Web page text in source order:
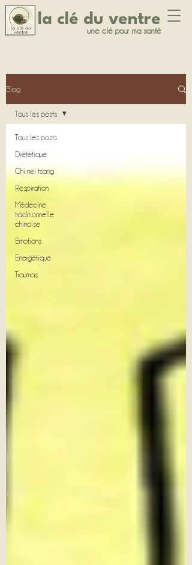
la clé du ventre
une clé pour ma santé
Blog
Tous les posts
Diététique
Chi nei tsang
Respiration
Médecine
traditionnelle
chinoise
Emotions
Energétique
Traumas
Tous les posts